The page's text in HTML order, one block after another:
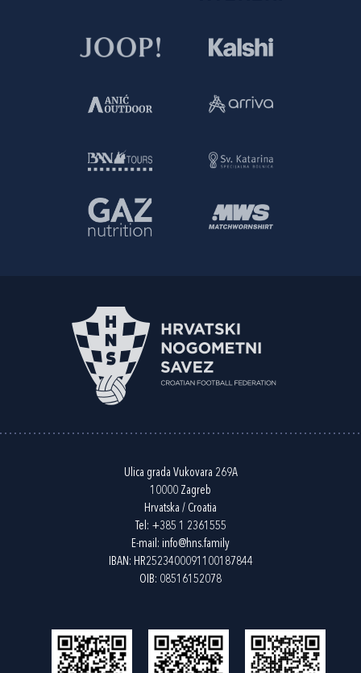
Ulica grada Vukovara 269A
10000 Zagreb
Hrvatska / Croatia
Tel: +385 1 2361555
E-mail: info@hns.family
IBAN: HR2523400091100187844
OIB: 08516152078